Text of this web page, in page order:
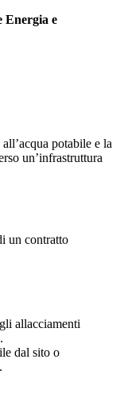
Energia e
potabile e la
un’infrastruttura
un contratto
allacciamenti
dal sito o